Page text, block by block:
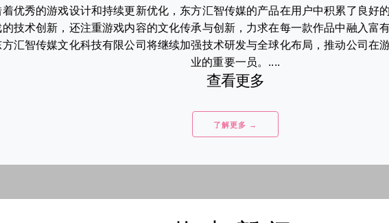
优秀的游戏设计和持续更新优化，东方汇智传媒的产品在用户中积累了良好
技术创新，还注重游戏内容的文化传承与创新，力求在每一款作品中融入富
汇智传媒文化科技有限公司将继续加强技术研发与全球化布局，推动公司在
业的重要一员。....
查看更多
了解更多 →